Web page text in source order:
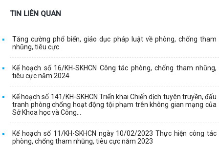
TIN LIÊN QUAN
Tăng cường phổ biến, giáo dục pháp luật về phòng, chống tham
nhũng, tiêu cực
Kế hoạch số 16/KH-SKHCN Công tác phòng, chống tham nhũng,
tiêu cực năm 2024
Kế hoạch số 141/KH-SKHCN Triển khai Chiến dịch tuyên truyền, đấu
tranh phòng chống hoạt động tội phạm trên không gian mạng của
Sở Khoa học và Công...
Kế hoạch số 11/KH-SKHCN ngày 10/02/2023 Thực hiện công tác
phòng, chống tham nhũng, tiêu cực năm 2023